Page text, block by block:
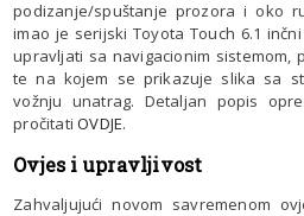
podizanje/spuštanje prozora i oko
imao je serijski Toyota Touch 6.1
upravljati sa navigacionim sistemom,
te na kojem se prikazuje slika sa
vožnju unatrag. Detaljan popis
pročitatiOVDJE.
Ovjes i upravljivost
Zahvaljujući novom savremenom